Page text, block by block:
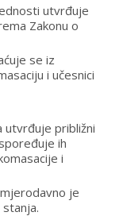
utvrđuje
Zakonu o
se iz
i učesnici
utvrđuje približni
ih
i
je